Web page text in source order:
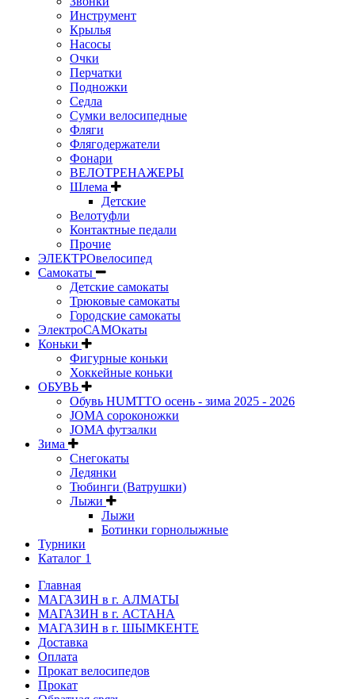
Инструмент
Крылья
Насосы
Очки
Перчатки
Подножки
Седла
Сумки велосипедные
Фляги
Флягодержатели
Фонари
ВЕЛОТРЕНАЖЕРЫ
Шлема
Детские
Велотуфли
Контактные педали
Прочие
ЭЛЕКТРОвелосипед
Самокаты
Детские самокаты
Трюковые самокаты
Городские самокаты
ЭлектроСАМОкаты
Коньки
Фигурные коньки
Хоккейные коньки
ОБУВЬ
Обувь HUMTTO осень - зима 2025 - 2026
JOMA сороконожки
JOMA футзалки
Зима
Снегокаты
Ледянки
Тюбинги (Ватрушки)
Лыжи
Лыжи
Ботинки горнолыжные
Турники
Каталог 1
Главная
МАГАЗИН в г. АЛМАТЫ
МАГАЗИН в г. АСТАНА
МАГАЗИН в г. ШЫМКЕНТЕ
Доставка
Оплата
Прокат велосипедов
Прокат